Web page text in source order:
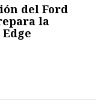
del Ford
la